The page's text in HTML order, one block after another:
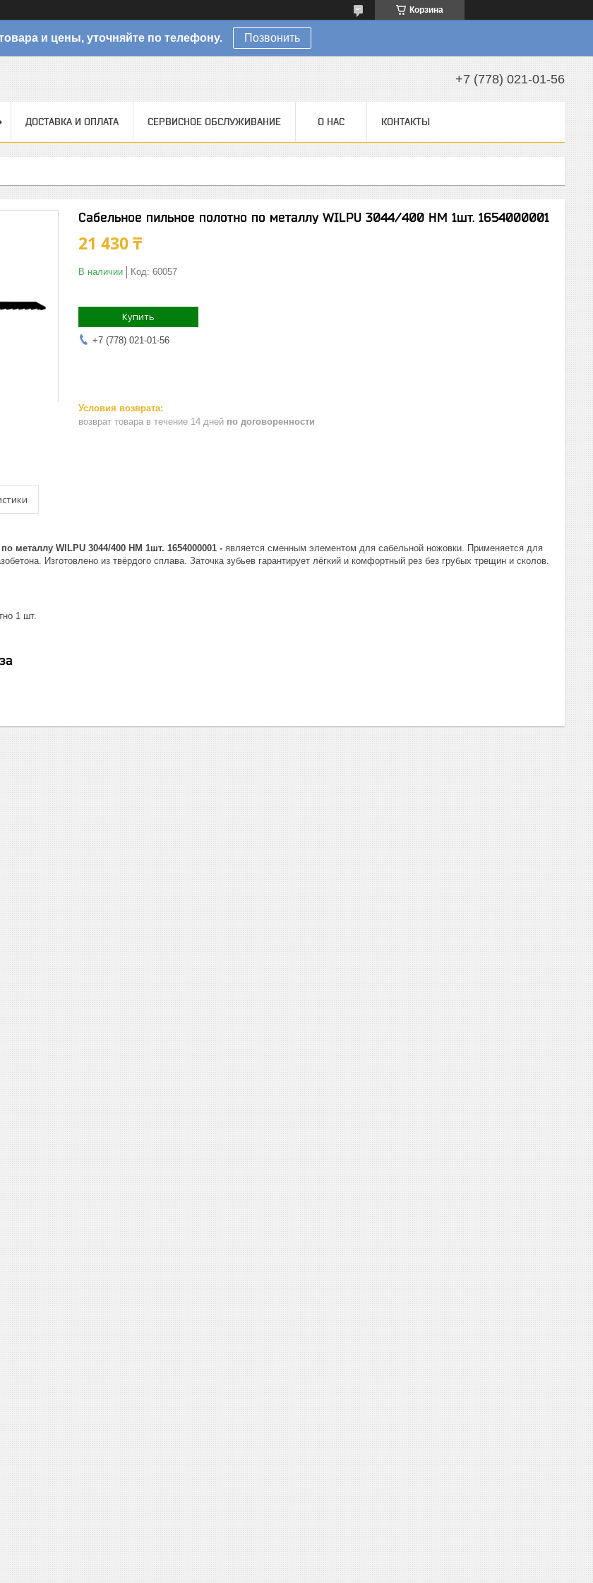
Корзина
и цены, уточняйте по телефону. Позвонить
+7 (778) 021-01-56
ДОСТАВКА И ОПЛАТА СЕРВИСНОЕ ОБСЛУЖИВАНИЕ О НАС КОНТАКТЫ
Сабельное пильное полотно по металлу WILPU 3044/400 НМ 1шт. 1654000001
21 430 ₸
В наличии Код: 60057
Купить
+7 (778) 021-01-56
возврат товара в течение 14 дней по договоренности
металлу WILPU 3044/400 НМ 1шт. 1654000001 - является сменным элементом для сабельной ножовки. Применяется для
Изготовлено из твёрдого сплава. Заточка зубьев гарантирует лёгкий и комфортный рез без грубых трещин и сколов.
1 шт.